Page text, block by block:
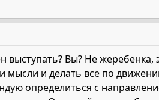
выступать? Вы? Не
мысли и делать все по
определиться с